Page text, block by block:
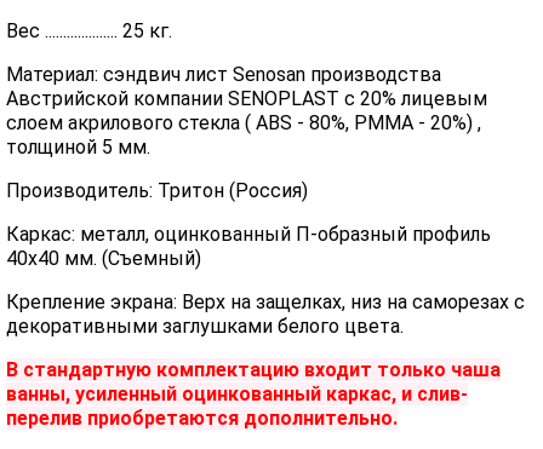
Вес .................... 25 кг.
Материал: сэндвич лист Senosan производства
Австрийской компании SENOPLAST c 20% лицевым
слоем акрилового стекла ( ABS - 80%, PMMA - 20%) ,
толщиной 5 мм.
Производитель: Тритон (Россия)
Каркас: металл, оцинкованный П-образный профиль
40х40 мм. (Съемный)
Крепление экрана: Верх на защелках, низ на саморезах с
декоративными заглушками белого цвета.
В стандартную комплектацию входит только чаша
ванны, усиленный оцинкованный каркас, и слив-
перелив приобретаются дополнительно.